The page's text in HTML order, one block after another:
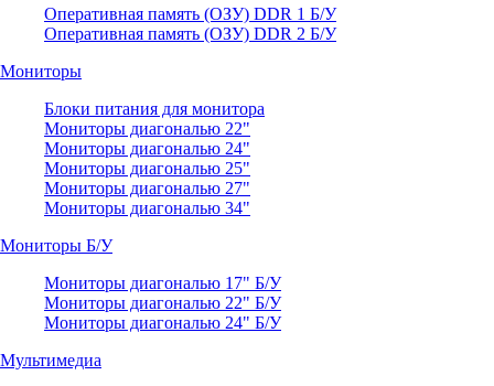
Оперативная память (ОЗУ) DDR 1 Б/У
Оперативная память (ОЗУ) DDR 2 Б/У
Мониторы
Блоки питания для монитора
Мониторы диагональю 22"
Мониторы диагональю 24"
Мониторы диагональю 25"
Мониторы диагональю 27"
Мониторы диагональю 34"
Мониторы Б/У
Мониторы диагональю 17" Б/У
Мониторы диагональю 22" Б/У
Мониторы диагональю 24" Б/У
Мультимедиа